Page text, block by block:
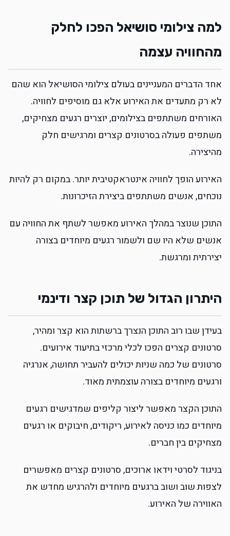
למה צילומי סושיאל הפכו לחלק
מהחוויה עצמה
אחד הדברים המעניינים בעולם צילומי הסושיאל הוא שהם
לא רק מתעדים את האירוע אלא גם מוסיפים לחוויה.
האורחים משתתפים בצילומים, יוצרים רגעים מצחיקים,
משתפים פעולה בסרטונים קצרים ומרגישים חלק
מהיצירה.
האירוע הופך לחוויה אינטראקטיבית יותר. במקום רק להיות
נוכחים, אנשים משתתפים ביצירת הזיכרונות.
התוכן שנוצר במהלך האירוע מאפשר לשתף את החוויה עם
אנשים שלא היו שם ולשמור רגעים מיוחדים בצורה
יצירתית ומרגשת.
היתרון הגדול של תוכן קצר ודינמי
בעידן שבו רוב התוכן הנצרך ברשתות הוא קצר ומהיר,
סרטונים קצרים הפכו לכלי מרכזי בתיעוד אירועים.
סרטונים של כמה שניות יכולים להעביר תחושה, אנרגיה
ורגעים מיוחדים בצורה עוצמתית מאוד.
התוכן הקצר מאפשר ליצור קליפים שמדגישים רגעים
מיוחדים כמו כניסה לאירוע, ריקודים, חיבוקים או רגעים
מצחיקים בין חברים.
בניגוד לסרטי וידאו ארוכים, סרטונים קצרים מאפשרים
לצפות שוב ושוב ברגעים מיוחדים ולהרגיש מחדש את
האווירה של האירוע.